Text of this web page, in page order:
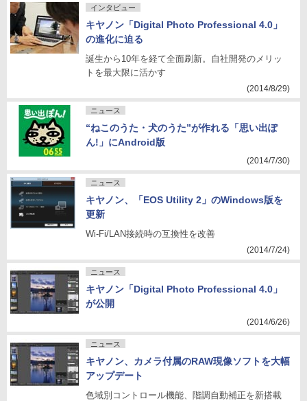
インタビュー
キヤノン「Digital Photo Professional 4.0」
の進化に迫る
誕生から10年を経て全面刷新。自社開発のメリッ
トを最大限に活かす
(2014/8/29)
ニュース
“ねこのうた・犬のうた”が作れる「思い出ぽ
ん!」にAndroid版
(2014/7/30)
ニュース
キヤノン、「EOS Utility 2」のWindows版を
更新
Wi-Fi/LAN接続時の互換性を改善
(2014/7/24)
ニュース
キヤノン「Digital Photo Professional 4.0」
が公開
(2014/6/26)
ニュース
キヤノン、カメラ付属のRAW現像ソフトを大幅
アップデート
色域別コントロール機能、階調自動補正を新搭載